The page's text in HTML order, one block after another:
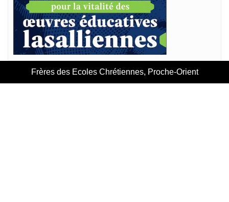
Frères des Ecoles Chrétiennes, Proche-Orient